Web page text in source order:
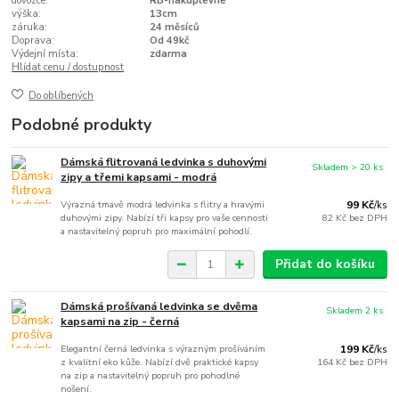
výška:
13cm
záruka:
24 měsíců
Doprava:
Od 49kč
Výdejní místa:
zdarma
Hlídat cenu / dostupnost
Do oblíbených
Podobné produkty
Dámská flitrovaná ledvinka s duhovými
zipy a třemi kapsami - modrá
Výrazná tmavě modrá ledvinka s flitry a hravými
duhovými zipy. Nabízí tři kapsy pro vaše cennosti
a nastavitelný popruh pro maximální pohodlí.
99 Kč/ks
82 Kč bez DPH
Skladem > 20 ks
Přidat do košíku
Dámská prošívaná ledvinka se dvěma
kapsami na zip - černá
Elegantní černá ledvinka s výrazným prošíváním
z kvalitní eko kůže. Nabízí dvě praktické kapsy
na zip a nastavitelný popruh pro pohodlné
nošení.
199 Kč/ks
164 Kč bez DPH
Skladem 2 ks